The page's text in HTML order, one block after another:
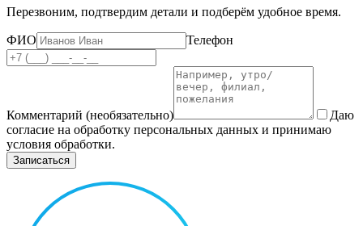
Перезвоним, подтвердим детали и подберём удобное время.
ФИО Телефон
Комментарий (необязательно)
Даю
согласие на обработку персональных данных и принимаю
условия обработки.
Записаться